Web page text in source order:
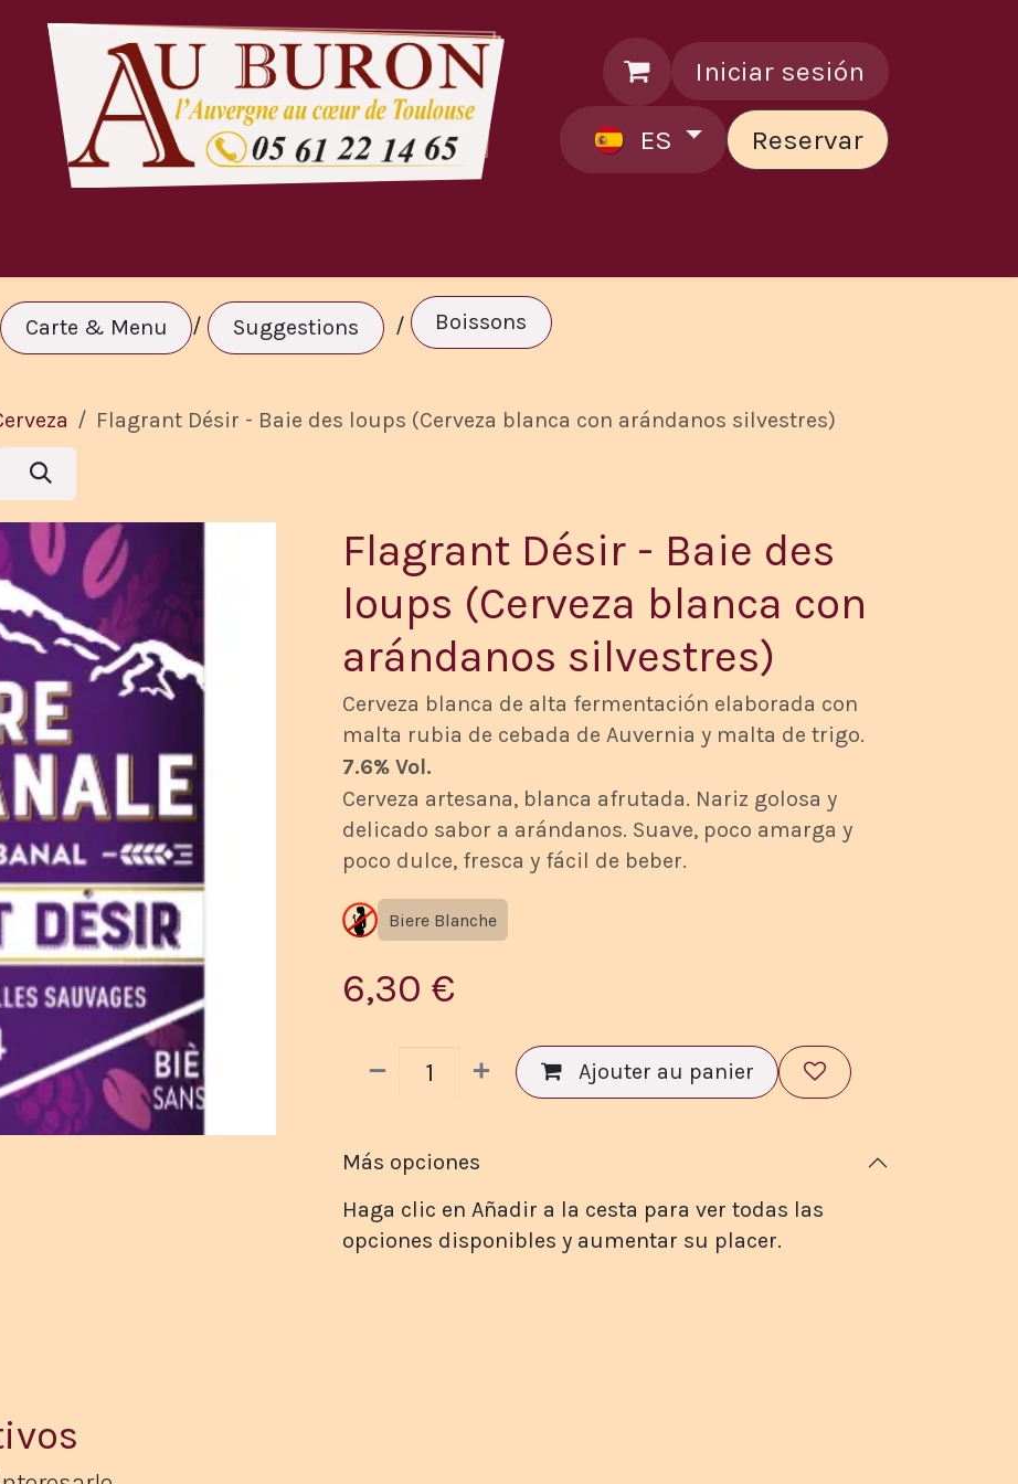
Iniciar sesión
ES Reservar
Carte & Menu / Suggestions / Boissons
Flagrant Désir - Baie des loups (Cerveza blanca con arándanos silvestres)
Flagrant Désir - Baie des
loups (Cerveza blanca con
arándanos silvestres)
Cerveza blanca de alta fermentación elaborada con
malta rubia de cebada de Auvernia y malta de trigo.
7.6% Vol.
Cerveza artesana, blanca afrutada. Nariz golosa y
delicado sabor a arándanos. Suave, poco amarga y
poco dulce, fresca y fácil de beber.
Biere Blanche
6,30 €
Ajouter au panier
Más opciones
Haga clic en Añadir a la cesta para ver todas las
opciones disponibles y aumentar su placer.